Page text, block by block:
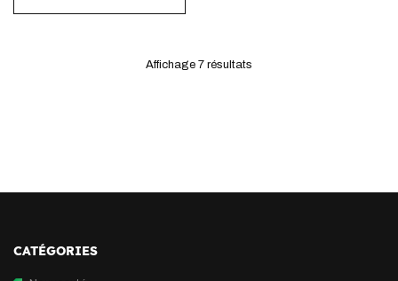
Affichage 7 résultats
CATÉGORIES